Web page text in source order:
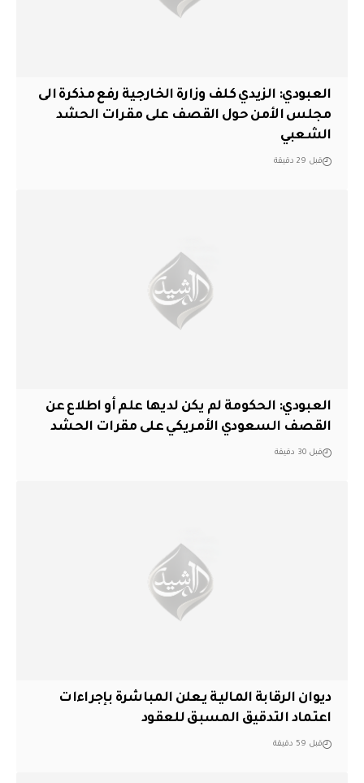
العبودي: الزيدي كلف وزارة الخارجية رفع مذكرة الى
مجلس الأمن حول القصف على مقرات الحشد
الشعبي
قبل 29 دقيقة
العبودي: الحكومة لم يكن لديها علم أو اطلاع عن
القصف السعودي الأمريكي على مقرات الحشد
قبل 30 دقيقة
ديوان الرقابة المالية يعلن المباشرة بإجراءات
اعتماد التدقيق المسبق للعقود
قبل 59 دقيقة